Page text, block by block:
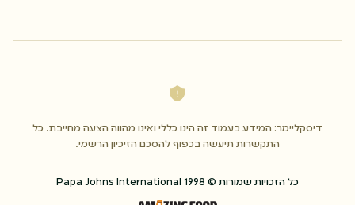
דיסקליימר: המידע בעמוד זה הינו כללי ואינו מהווה הצעה מחייבת. כל
התקשרות תיעשה בכפוף להסכם הזיכיון הרשמי.
כל הזכויות שמורות © Papa Johns International 1998